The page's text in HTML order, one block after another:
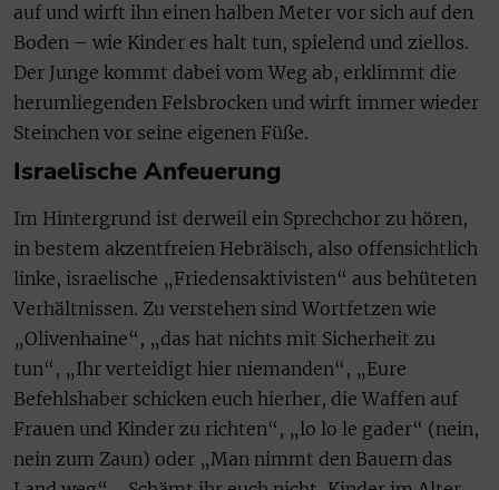
auf und wirft ihn einen halben Meter vor sich auf den
Boden – wie Kinder es halt tun, spielend und ziellos.
Der Junge kommt dabei vom Weg ab, erklimmt die
herumliegenden Felsbrocken und wirft immer wieder
Steinchen vor seine eigenen Füße.
Israelische Anfeuerung
Im Hintergrund ist derweil ein Sprechchor zu hören,
in bestem akzentfreien Hebräisch, also offensichtlich
linke, israelische „Friedensaktivisten“ aus behüteten
Verhältnissen. Zu verstehen sind Wortfetzen wie
„Olivenhaine“, „das hat nichts mit Sicherheit zu
tun“, „Ihr verteidigt hier niemanden“, „Eure
Befehlshaber schicken euch hierher, die Waffen auf
Frauen und Kinder zu richten“, „lo lo le gader“ (nein,
nein zum Zaun) oder „Man nimmt den Bauern das